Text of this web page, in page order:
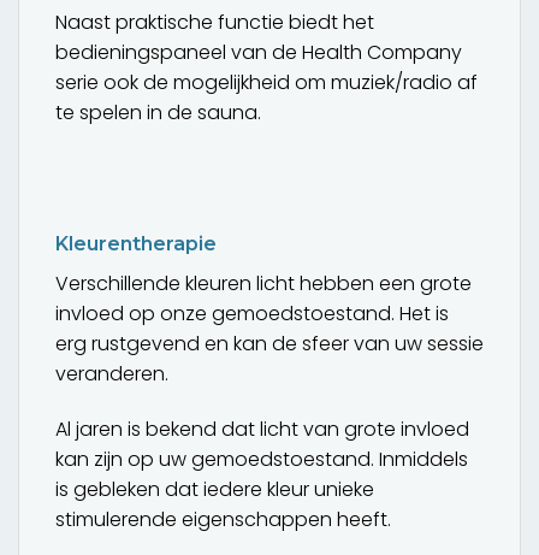
Naast praktische functie biedt het
bedieningspaneel van de Health Company
serie ook de mogelijkheid om muziek/radio af
te spelen in de sauna.
Kleurentherapie
Verschillende kleuren licht hebben een grote
invloed op onze gemoedstoestand. Het is
erg rustgevend en kan de sfeer van uw sessie
veranderen.
Al jaren is bekend dat licht van grote invloed
kan zijn op uw gemoedstoestand. Inmiddels
is gebleken dat iedere kleur unieke
stimulerende eigenschappen heeft.